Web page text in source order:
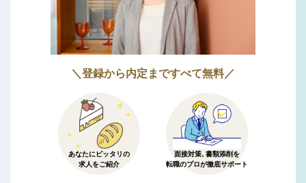
＼登録から内定まですべて無料／
あなたにピッタリの
求人をご紹介
面接対策、書類添削を
転職のプロが徹底サポート